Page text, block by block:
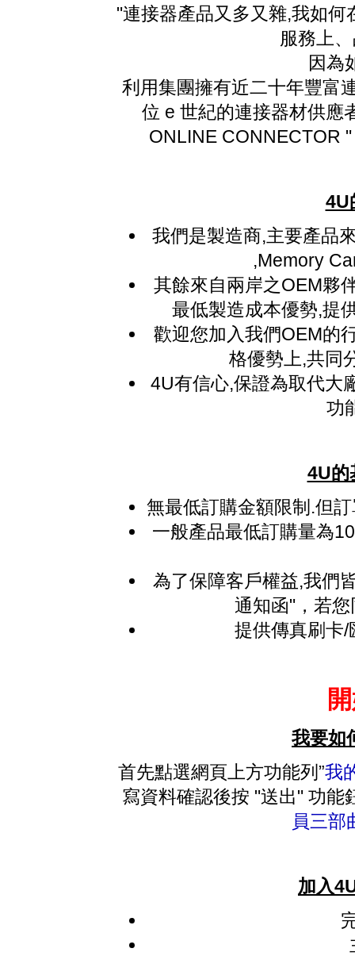
"連接器產品又多又雜,我如
服務上
因為
利用集團擁有近二十年豐富
位 e 世紀的連接器材供應
ONLINE CONNECTOR
4U
我們是製造商,主要產品
,Memory
其餘來自兩岸之OEM夥
最低製造成本優勢,提
歡迎您加入我們OEM的
格優勢上,共同
4U有信心,保證為取代大
功
4U的
無最低訂購金額限制.但
一般產品最低訂購量為
為了保障客戶權益,我們
通知函"，若
提供傳真刷卡/
我要如
首先點選網頁上方功能列”我
寫資料確認後按 "送出" 功能
員三部
加入